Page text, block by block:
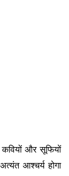
और सूफियों
आश्चर्य होगा